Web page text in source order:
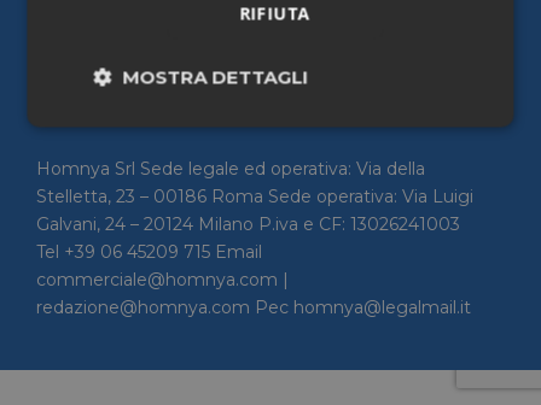
Cookie policy
Accessibilità
Homnya Srl Sede legale ed operativa: Via della
Stelletta, 23 – 00186 Roma Sede operativa: Via Luigi
Galvani, 24 – 20124 Milano P.iva e CF: 13026241003
Tel +39 06 45209 715 Email
commerciale@homnya.com |
redazione@homnya.com Pec homnya@legalmail.it
RIFIUTA
MOSTRA DETTAGLI
Necessari Marketing
Non classificati